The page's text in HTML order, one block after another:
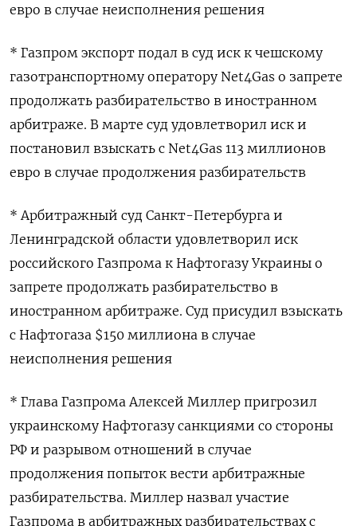
евро в случае неисполнения решения
* Газпром экспорт подал в суд иск к чешскому
газотранспортному оператору Net4Gas о запрете
продолжать разбирательство в иностранном
арбитраже. В марте суд удовлетворил иск и
постановил взыскать с Net4Gas 113 миллионов
евро в случае продолжения разбирательств
* Арбитражный суд Санкт-Петербурга и
Ленинградской области удовлетворил иск
российского Газпрома к Нафтогазу Украины о
запрете продолжать разбирательство в
иностранном арбитраже. Суд присудил взыскать
с Нафтогаза $150 миллиона в случае
неисполнения решения
* Глава Газпрома Алексей Миллер пригрозил
украинскому Нафтогазу санкциями со стороны
РФ и разрывом отношений в случае
продолжения попыток вести арбитражные
разбирательства. Миллер назвал участие
Газпрома в арбитражных разбирательствах с